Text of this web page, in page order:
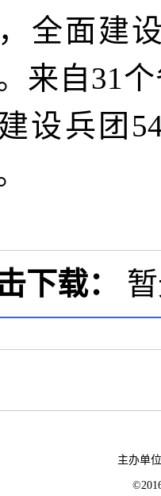
全面建
来自31
设兵团
下载：
主办单